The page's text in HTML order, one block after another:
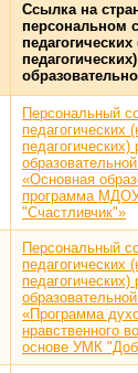
Ссылка на
персональном
Персональный
педагогических
педагогических)
«Основная
программа
"Счастливчик"»
Персональный
педагогических
педагогических)
«Программа
нравственного
основе УМК